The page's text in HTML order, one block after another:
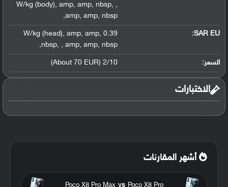
W/kg (body), amp, amp, nbsp, ,
amp, amp, nbsp
,
SAR EU:
0.39 W/kg (head)
, amp, amp,
nbsp, , amp, amp, nbsp
,
السعر: 2/10 (About 70 EUR)
الاختبارات
أشهر المقارنات
Poco X8 Pro
vs
Poco X8 Pro Max